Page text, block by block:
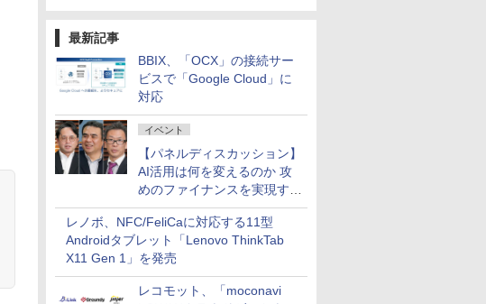
最新記事
BBIX、「OCX」の接続サー
ビスで「Google Cloud」に
対応
イベント
【パネルディスカッション】
AI活用は何を変えるのか 攻
めのファイナンスを実現する
業務設計とマインドセット変
革
レノボ、NFC/FeliCaに対応する11型
Androidタブレット「Lenovo ThinkTab
X11 Gen 1」を発売
レコモット、「moconavi